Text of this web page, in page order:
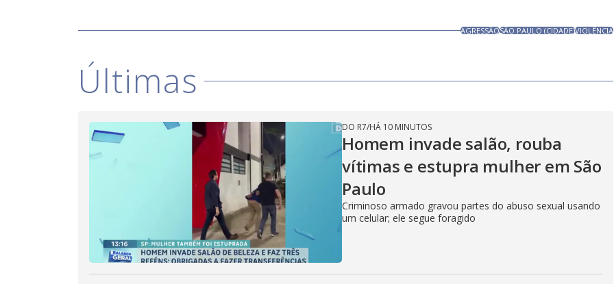
AGRESSÃOSÃO PAULO (CIDADE)VIOLÊNCIA
Últimas
DO R7/HÁ 10 MINUTOS
Homem invade salão, rouba
vítimas e estupra mulher em São
Paulo
Criminoso armado gravou partes do abuso sexual usando
um celular; ele segue foragido